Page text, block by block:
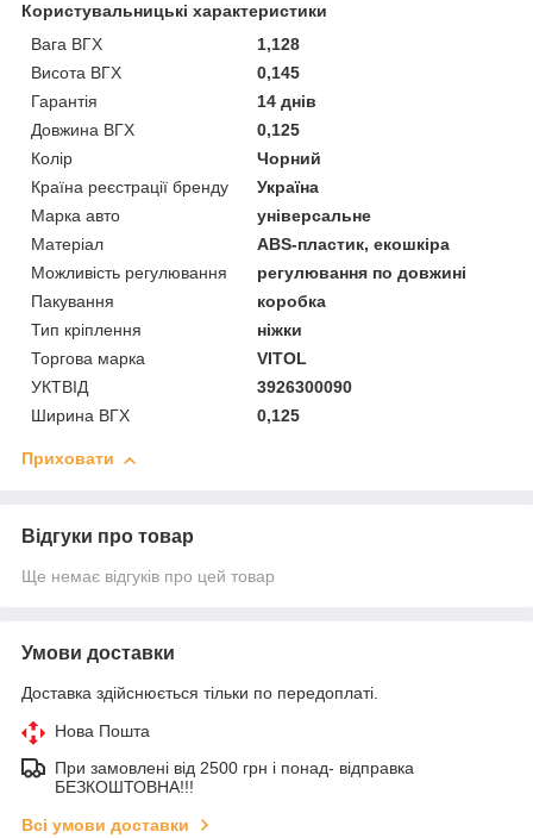
Користувальницькі характеристики
Вага ВГХ
1,128
Висота ВГХ
0,145
Гарантія
14 днів
Довжина ВГХ
0,125
Колір
Чорний
Країна реєстрації бренду
Україна
Марка авто
універсальне
Матеріал
ABS-пластик, екошкіра
Можливість регулювання
регулювання по довжині
Пакування
коробка
Тип кріплення
ніжки
Торгова марка
VITOL
УКТВІД
3926300090
Ширина ВГХ
0,125
Приховати
Відгуки про товар
Ще немає відгуків про цей товар
Умови доставки
Доставка здійснюється тільки по передоплаті.
Нова Пошта
При замовлені від 2500 грн і понад- відправка
БЕЗКОШТОВНА!!!
Всі умови доставки